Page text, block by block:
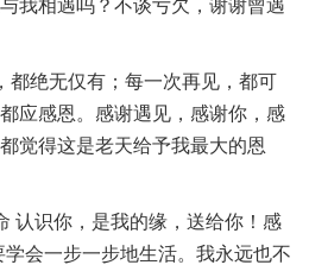
我相遇吗？不谈亏欠，谢谢曾遇
都绝无仅有；每一次再见，都可
应感恩。感谢遇见，感谢你，感
觉得这是老天给予我最大的恩
认识你，是我的缘，送给你！感
会一步一步地生活。我永远也不